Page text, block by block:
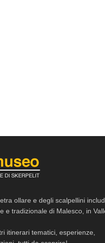
ollare e degli scalpellini
e tradizionale di Malesco, in
itinerari tematici, esperienze,